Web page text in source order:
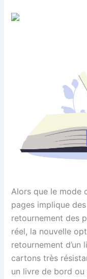
Alors que le mode
pages implique
retournement des
réel, la nouvelle
retournement
cartons très
un livre de bord